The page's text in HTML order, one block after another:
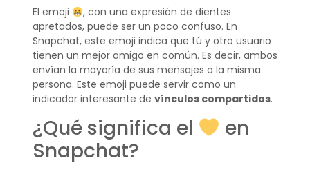
El emoji
, con una expresión de dientes
apretados, puede ser un poco confuso. En
Snapchat, este emoji indica que tú y otro usuario
tienen un mejor amigo en común. Es decir, ambos
envían la mayoría de sus mensajes a la misma
persona. Este emoji puede servir como un
indicador interesante de vínculos compartidos.
¿Qué significa el
en
Snapchat?